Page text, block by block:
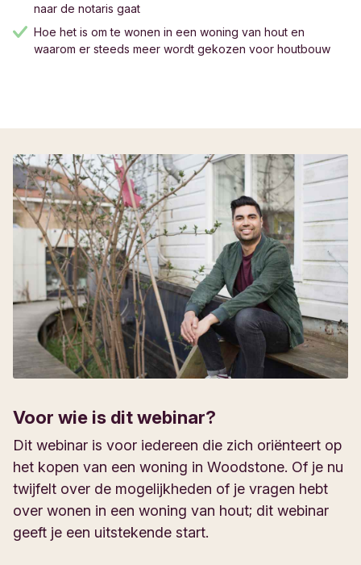
naar de notaris gaat
Hoe het is om te wonen in een woning van hout en
waarom er steeds meer wordt gekozen voor houtbouw
Voor wie is dit webinar?
Dit webinar is voor iedereen die zich oriënteert op
het kopen van een woning in Woodstone. Of je nu
twijfelt over de mogelijkheden of je vragen hebt
over wonen in een woning van hout; dit webinar
geeft je een uitstekende start.